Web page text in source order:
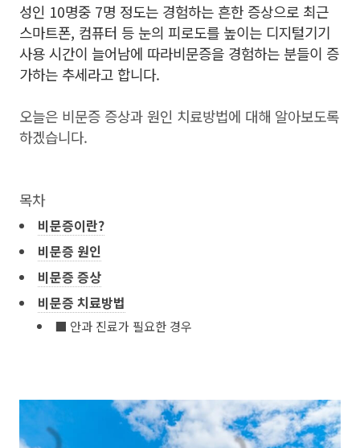
성인 10명중 7명 정도는 경험하는 흔한 증상으로 최근
스마트폰, 컴퓨터 등 눈의 피로도를 높이는 디지털기기
사용 시간이 늘어남에 따라비문증을 경험하는 분들이 증
가하는 추세라고 합니다.
오늘은 비문증 증상과 원인 치료방법에 대해 알아보도록
하겠습니다.
목차
비문증이란?
비문증 원인
비문증 증상
비문증 치료방법
■ 안과 진료가 필요한 경우